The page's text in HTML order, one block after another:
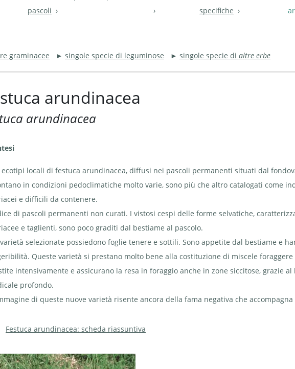
pascoli
specifiche
graminacee ► singole specie di leguminose ► singole specie di altre erbe
arundinacea
arundinacea
ecotipi locali di festuca arundinacea, diffusi nei pascoli permanenti situati dal
in condizioni pedoclimatiche molto varie, sono più che altro catalogati come
e difficili da contenere.
di pascoli permanenti non curati. I vistosi cespi delle forme selvatiche,
e taglienti, sono poco graditi dal bestiame al pascolo.
selezionate possiedono foglie tenere e sottili. Sono appetite dal bestiame e
Queste varietà si prestano molto bene alla costituzione di miscele
intensivamente e assicurano la resa in foraggio anche in zone siccitose, grazie
profondo.
di queste nuove varietà risente ancora della fama negativa che
Festuca arundinacea: scheda riassuntiva